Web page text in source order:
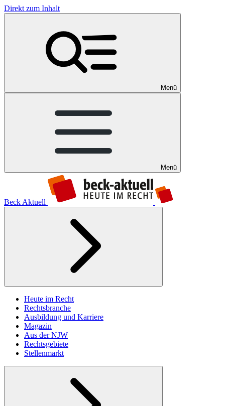
Direkt zum Inhalt
Menü
Menü
Beck Aktuell
Heute im Recht
Rechtsbranche
Ausbildung und Karriere
Magazin
Aus der NJW
Rechtsgebiete
Stellenmarkt